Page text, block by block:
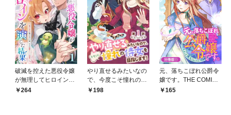
破滅を控えた悪役令嬢
が無理してヒロインを
演じた結果～怠惰な余
264
やり直せるみたいなの
で、今度こそ憧れの侍
女を目指します！ 第1
198
元、落ちこぼれ公爵令
嬢です。THE COMIC
【分冊版】 1巻
165